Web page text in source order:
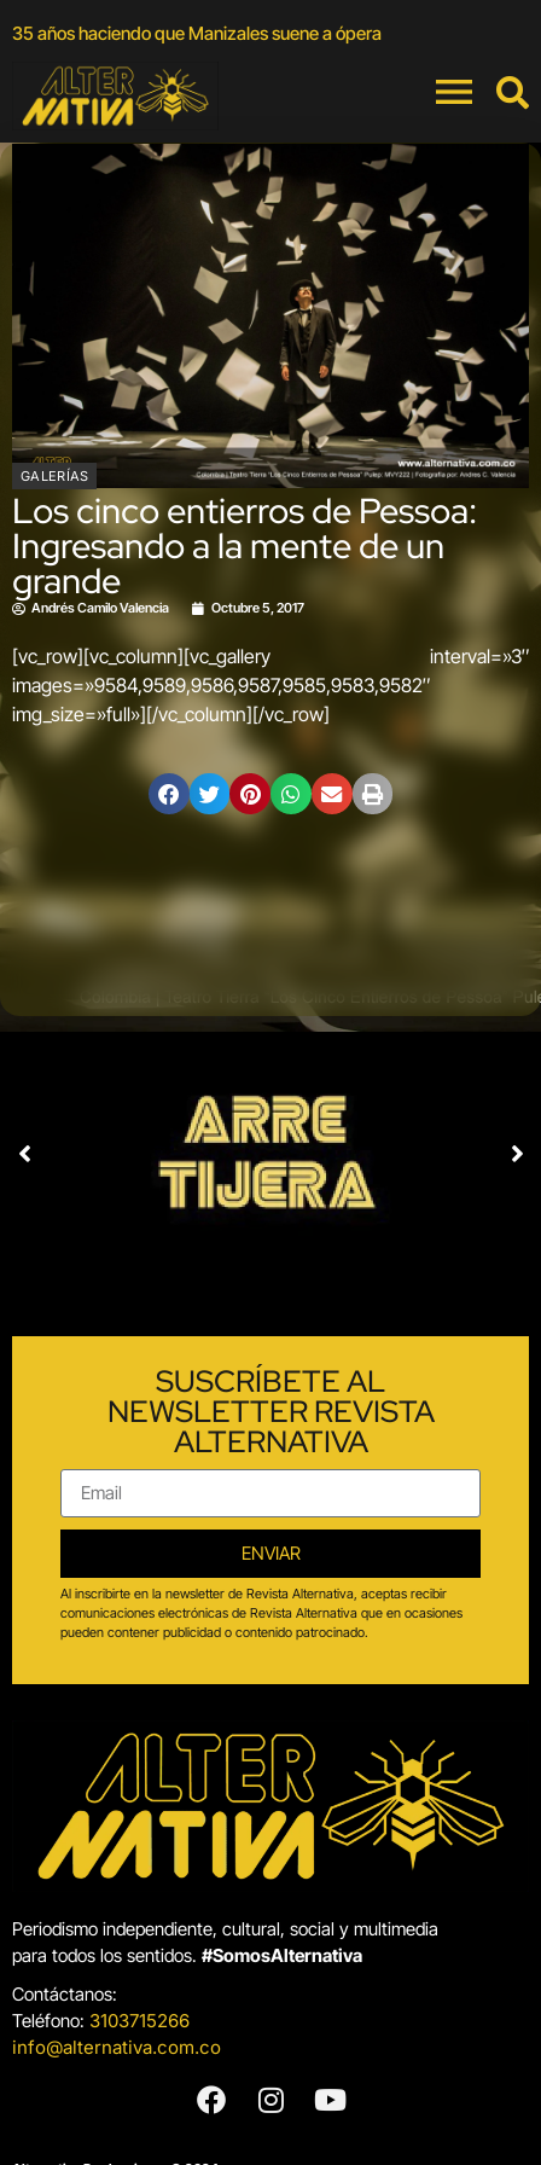
35 años haciendo que Manizales suene a ópera
GALERÍAS
Los cinco entierros de Pessoa:
Ingresando a la mente de un
grande
Andrés Camilo Valencia Octubre 5, 2017
[vc_row][vc_column][vc_gallery interval=»3″
images=»9584,9589,9586,9587,9585,9583,9582″
img_size=»full»][/vc_column][/vc_row]
SUSCRÍBETE AL
NEWSLETTER REVISTA
ALTERNATIVA
ENVIAR
Al inscribirte en la newsletter de Revista Alternativa, aceptas recibir
comunicaciones electrónicas de Revista Alternativa que en ocasiones
pueden contener publicidad o contenido patrocinado.
Periodismo independiente, cultural, social y multimedia
para todos los sentidos. #SomosAlternativa
Contáctanos:
Teléfono: 3103715266
info@alternativa.com.co